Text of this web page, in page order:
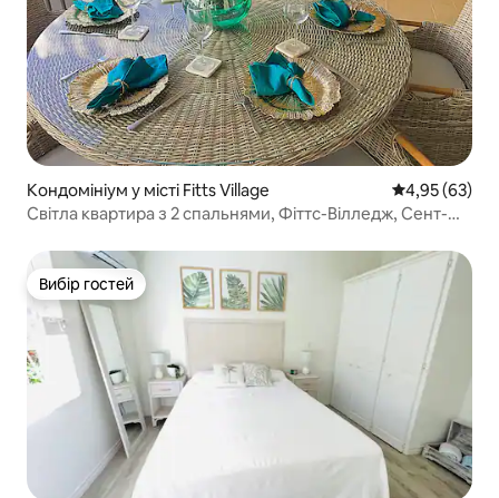
Кондомініум у місті Fitts Village Середня
4,95 (63)
Світла квартира з 2 спальнями, Фіттс-Вілледж, Сент-
Вибір гостей
Вибір гостей